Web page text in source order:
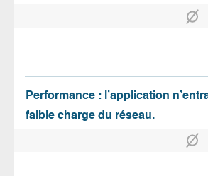
Performance : l’application
faible charge du réseau.